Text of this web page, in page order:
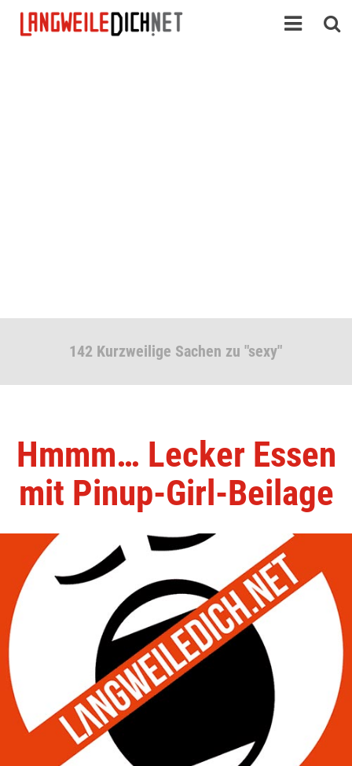
142 Kurzweilige Sachen zu "sexy"
Hmmm… Lecker Essen
mit Pinup-Girl-Beilage